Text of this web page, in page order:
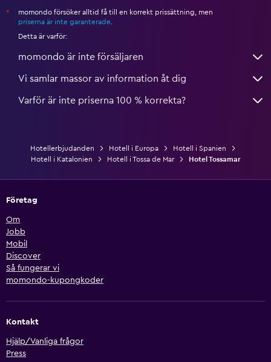
*
momondo försöker alltid få till en korrekt prissättning, men
priserna är inte garanterade
Detta är varför:
momondo är inte försäljaren
Vi samlar massor av information åt dig
Varför är inte priserna 100 % korrekta?
Hotellerbjudanden Hotell i Europa
Hotell i Spanien
Hotell i Katalonien
Hotell i Tossa de Mar Hotel Tossamar
Företag
Om
Jobb
Mobil
Discover
Så fungerar vi
momondo-kupongkoder
Kontakt
Hjälp/Vanliga frågor
Press